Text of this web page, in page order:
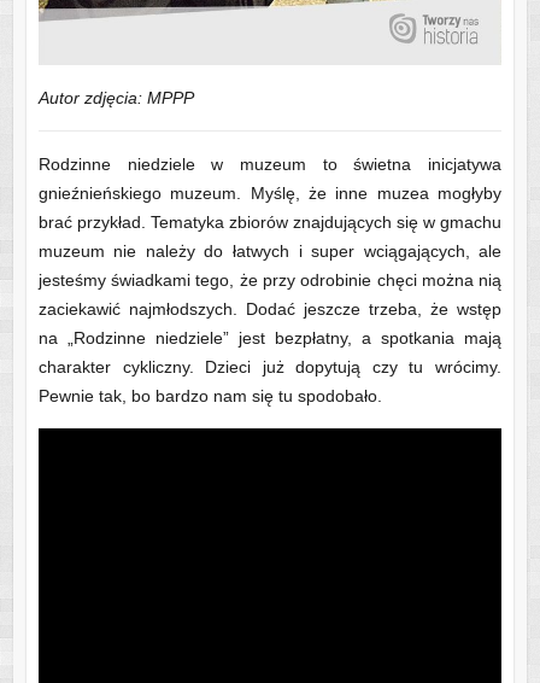
Autor zdjęcia: MPPP
Rodzinne niedziele w muzeum to świetna inicjatywa
gnieźnieńskiego muzeum. Myślę, że inne muzea mogłyby
brać przykład. Tematyka zbiorów znajdujących się w gmachu
muzeum nie należy do łatwych i super wciągających, ale
jesteśmy świadkami tego, że przy odrobinie chęci można nią
zaciekawić najmłodszych. Dodać jeszcze trzeba, że wstęp
na „Rodzinne niedziele” jest bezpłatny, a spotkania mają
charakter cykliczny. Dzieci już dopytują czy tu wrócimy.
Pewnie tak, bo bardzo nam się tu spodobało.